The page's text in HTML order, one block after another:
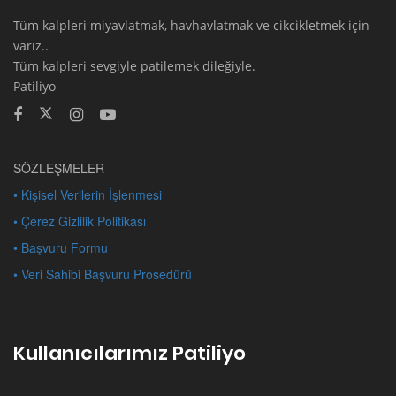
Tüm kalpleri miyavlatmak, havhavlatmak ve cikcikletmek için
varız..
Tüm kalpleri sevgiyle patilemek dileğiyle.
Patiliyo
SÖZLEŞMELER
• Kişisel Verilerin İşlenmesi
• Çerez Gizlilik Politikası
• Başvuru Formu
• Veri Sahibi Başvuru Prosedürü
Kullanıcılarımız Patiliyo